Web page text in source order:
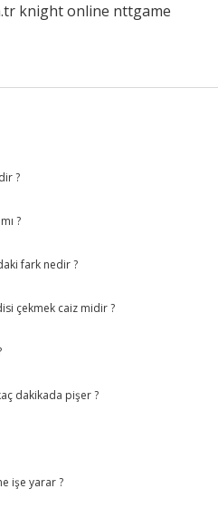
knight online nttgame
?
?
fark nedir ?
çekmek caiz midir ?
dakikada pişer ?
işe yarar ?